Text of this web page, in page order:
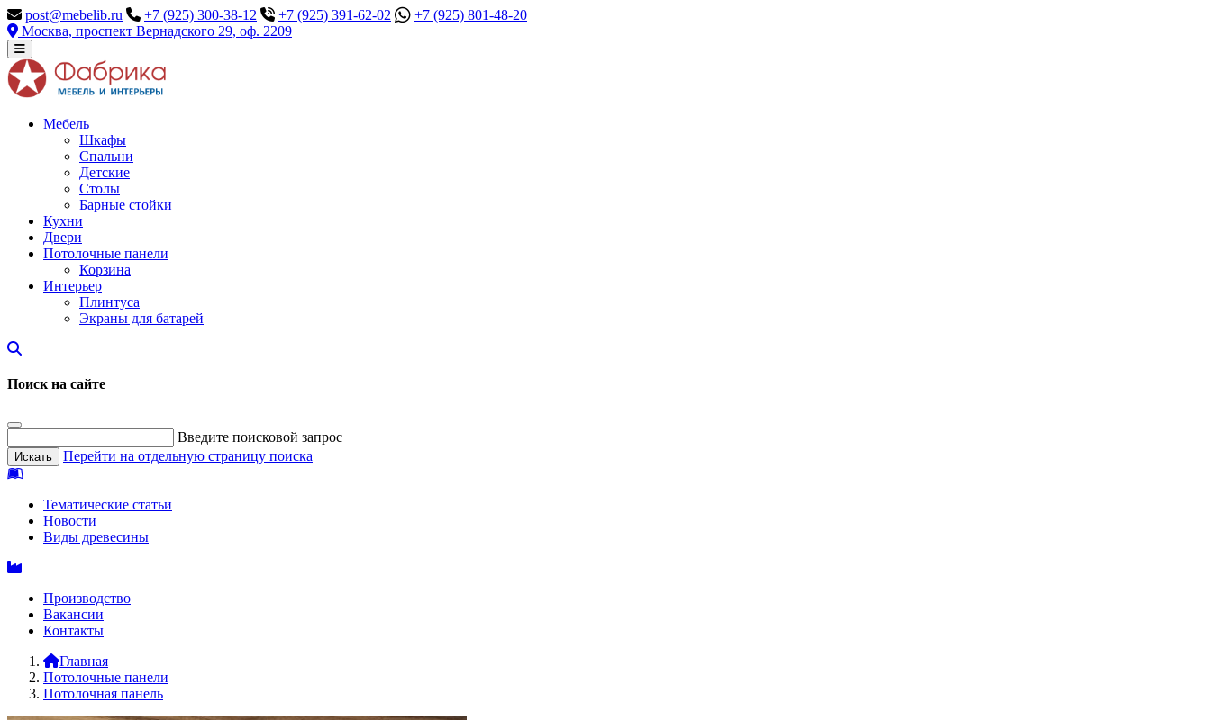
post@mebelib.ru +7 (925) 300-38-12 +7 (925) 391-62-02
+7 (925) 801-48-20
Москва, проспект Вернадского 29, оф. 2209
Мебель
Шкафы
Спальни
Детские
Столы
Барные стойки
Кухни
Двери
Потолочные панели
Корзина
Интерьер
Плинтуса
Экраны для батарей
Поиск на сайте
Введите поисковой запрос
Перейти на отдельную страницу поиска
Тематические статьи
Новости
Виды древесины
Производство
Вакансии
Контакты
Главная
Потолочные панели
Потолочная панель